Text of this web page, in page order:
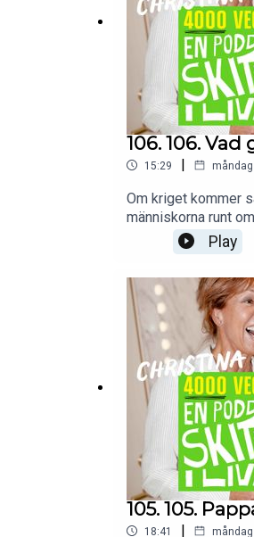
106. 106. Vad
15:29 |
Om kriget kommer
människorna runt
kriget kommer?
Play
105. 105.
18:41 |